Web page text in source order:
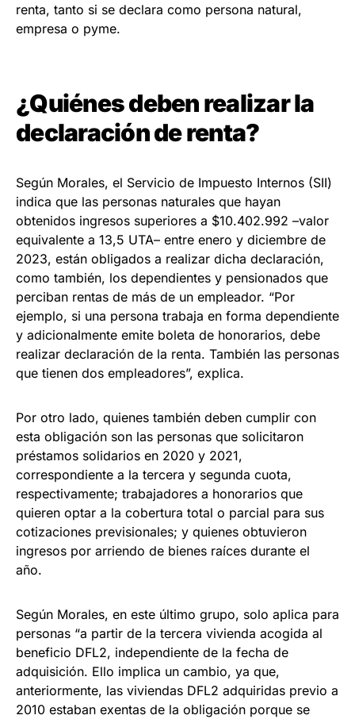
renta, tanto si se declara como persona natural,
empresa o pyme.
¿Quiénes deben realizar la
declaración de renta?
Según Morales, el Servicio de Impuesto Internos (SII)
indica que las personas naturales que hayan
obtenidos ingresos superiores a $10.402.992 –valor
equivalente a 13,5 UTA­– entre enero y diciembre de
2023, están obligados a realizar dicha declaración,
como también, los dependientes y pensionados que
perciban rentas de más de un empleador. “Por
ejemplo, si una persona trabaja en forma dependiente
y adicionalmente emite boleta de honorarios, debe
realizar declaración de la renta. También las personas
que tienen dos empleadores”, explica.
Por otro lado, quienes también deben cumplir con
esta obligación son las personas que solicitaron
préstamos solidarios en 2020 y 2021,
correspondiente a la tercera y segunda cuota,
respectivamente; trabajadores a honorarios que
quieren optar a la cobertura total o parcial para sus
cotizaciones previsionales; y quienes obtuvieron
ingresos por arriendo de bienes raíces durante el
año.
Según Morales, en este último grupo, solo aplica para
personas “a partir de la tercera vivienda acogida al
beneficio DFL2, independiente de la fecha de
adquisición. Ello implica un cambio, ya que,
anteriormente, las viviendas DFL2 adquiridas previo a
2010 estaban exentas de la obligación porque se